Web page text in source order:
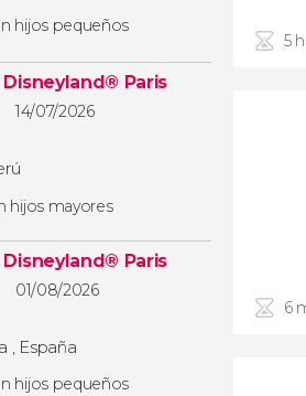
hijos pequeños
Disneyland® Paris
14/07/2026
hijos mayores
Disneyland® Paris
01/08/2026
, España
hijos pequeños
5
6